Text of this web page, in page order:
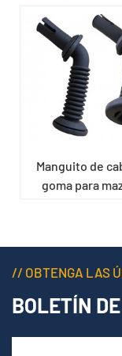
Manguito de
goma para
// OBTENGA LAS
BOLETÍN